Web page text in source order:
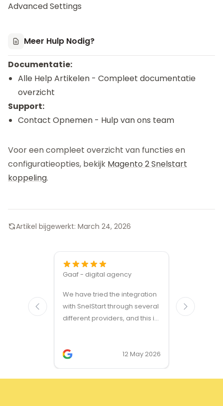
Advanced Settings
Meer Hulp Nodig?
Documentatie:
Alle Help Artikelen - Compleet documentatie
overzicht
Support:
Contact Opnemen - Hulp van ons team
Voor een compleet overzicht van functies en
configuratieopties, bekijk Magento 2 Snelstart
koppeling.
Artikel bijgewerkt: March 24, 2026
Gaaf - digital agency
We have tried the integration
with SnelStart through several
different providers, and this is
two occasions, and it was
provided quickly and
professionally. We do
12 May 2026
modules